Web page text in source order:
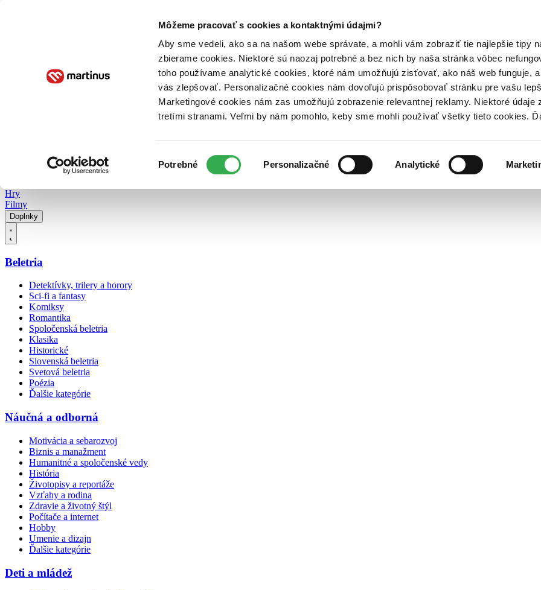
Môžeme pracovať s cookies a kontaktnými údajmi?
Aby sme vedeli, ako sa na našom webe správate, a mohli vám zobraziť tie najlepšie tipy
zbierame cookies. Niektoré sú naozaj potrebné a bez nich by naša stránka vôbec
toho používame analytické cookies, ktoré nám umožňujú zisťovať, ako náš web funguje,
vás zlepšovať. Personalizačné cookies nám dovoľujú prispôsobovať stránku pre vašu
Marketingové cookies nám zas umožňujú zobrazenie relevantnej reklamy. Niektoré údaje
tretími stranami. Veľmi by nám pomohlo, keby sme mohli používať všetky tieto cookies.
súhlasu
Potrebné Personalizačné Analytické
Poukážky Kontakt
Hry
Filmy
Doplnky
Beletria
Detektívky, trilery a horory
Sci-fi a fantasy
Komiksy
Romantika
Spoločenská beletria
Klasika
Historické
Slovenská beletria
Svetová beletria
Poézia
Ďalšie kategórie
Náučná a odborná
Motivácia a sebarozvoj
Biznis a manažment
Humanitné a spoločenské vedy
História
Životopisy a reportáže
Vzťahy a rodina
Zdravie a životný štýl
Počítače a internet
Hobby
Umenie a dizajn
Ďalšie kategórie
Deti a mládež